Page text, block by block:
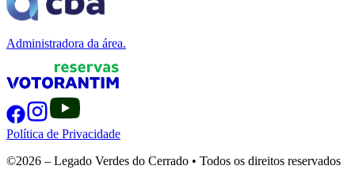
Administradora da área.
Política de Privacidade
©2026 – Legado Verdes do Cerrado • Todos os direitos reservados